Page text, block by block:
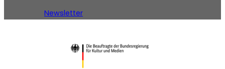
Newsletter